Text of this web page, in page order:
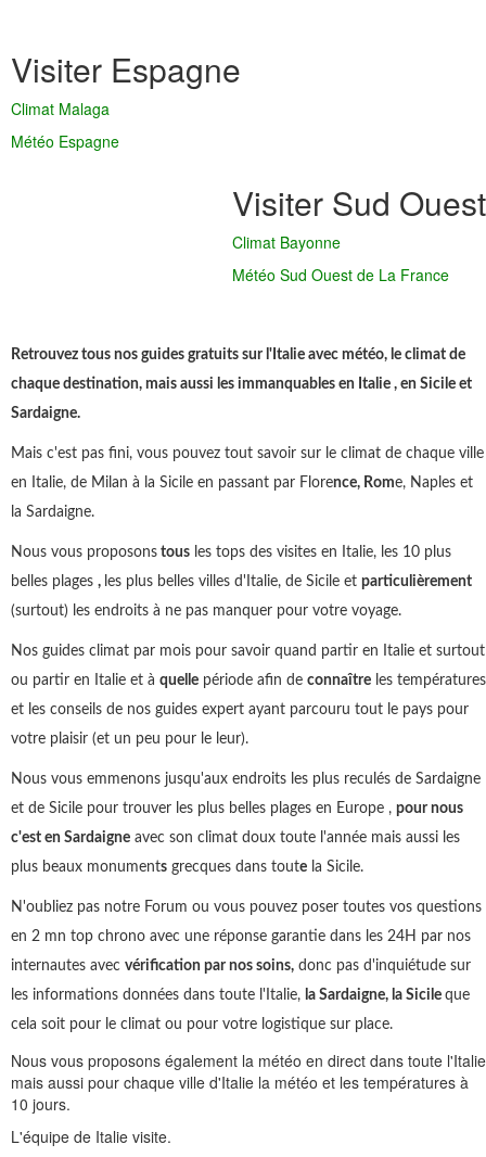
Visiter Espagne
Climat Malaga
Météo Espagne
Visiter Sud Ouest
Climat Bayonne
Météo Sud Ouest de La France
Retrouvez tous nos guides gratuits sur l'Italie avec météo, le climat de
chaque destination, mais aussi les immanquables en Italie , en Sicile et
Sardaigne.
Mais c'est pas fini, vous pouvez tout savoir sur le climat de chaque ville
en Italie, de Milan à la Sicile en passant par Florence, Rome, Naples et
la Sardaigne.
Nous vous proposons tous les tops des visites en Italie, les 10 plus
belles plages , les plus belles villes d'Italie, de Sicile et particulièrement
(surtout) les endroits à ne pas manquer pour votre voyage.
Nos guides climat par mois pour savoir quand partir en Italie et surtout
ou partir en Italie et à quelle période afin de connaître les températures
et les conseils de nos guides expert ayant parcouru tout le pays pour
votre plaisir (et un peu pour le leur).
Nous vous emmenons jusqu'aux endroits les plus reculés de Sardaigne
et de Sicile pour trouver les plus belles plages en Europe , pour nous
c'est en Sardaigne avec son climat doux toute l'année mais aussi les
plus beaux monuments grecques dans toute la Sicile.
N'oubliez pas notre Forum ou vous pouvez poser toutes vos questions
en 2 mn top chrono avec une réponse garantie dans les 24H par nos
internautes avec vérification par nos soins, donc pas d'inquiétude sur
les informations données dans toute l'Italie, la Sardaigne, la Sicile que
cela soit pour le climat ou pour votre logistique sur place.
Nous vous proposons également la météo en direct dans toute l'Italie
mais aussi pour chaque ville d'Italie la météo et les températures à
10 jours.
L'équipe de Italie visite.